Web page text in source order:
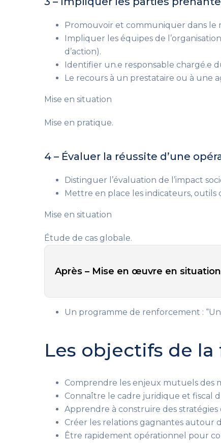
Promouvoir et communiquer dans le
Impliquer les équipes de
d’action).
Identifier un.e responsable chargé.e
Le recours à un prestataire ou à une
Mise en situation
Mise en pratique.
4 – Évaluer la réussite d’une
Distinguer l’évaluation de l’impact
Mettre en place les indicateurs, outils
Mise en situation
Étude de cas globale.
Après – Mise en œuvre en
Un programme de renforcement :
Les objectifs de
Comprendre les enjeux mutuels des
Connaître le cadre juridique et fiscal
Apprendre à construire des stratégies
Créer les relations gagnantes autour
Être rapidement opérationnel pour